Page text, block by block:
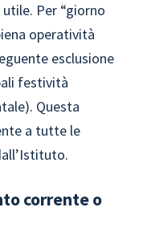
Per “giorno
operatività
esclusione
festività
Questa
a tutte le
corrente o